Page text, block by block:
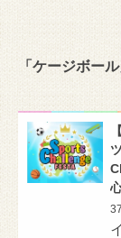
「ケージボー